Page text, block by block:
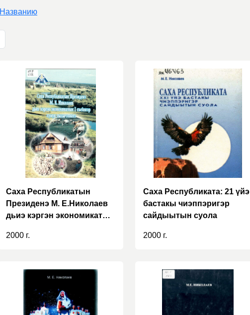
Названию
Саха Республикатын
Президенэ М. Е.Николаев
дьиэ кэргэн экономикатын
этиитэ
2000 г.
Саха Республиката: 21 үйэ
бастакы чиэппэригэр
сайдыытын суола
2000 г.